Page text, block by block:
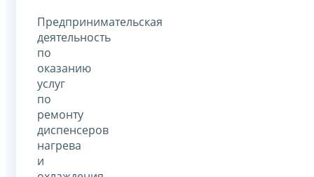
Предпринимательская
деятельность
по
оказанию
услуг
по
ремонту
диспенсеров
нагрева
и